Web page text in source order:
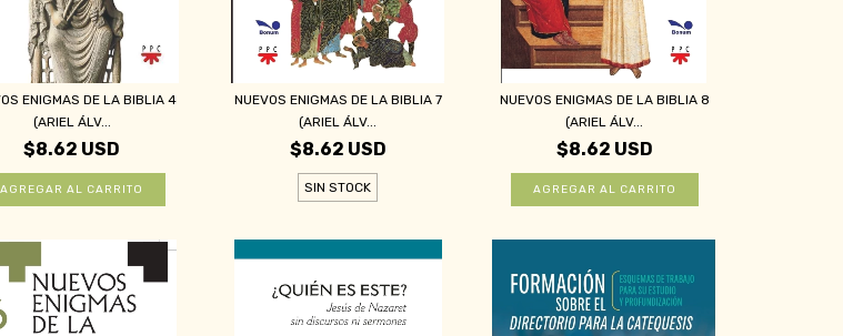
ENIGMAS DE LA BIBLIA 4
(ARIEL ÁLV...
$8.62 USD
NUEVOS ENIGMAS DE LA BIBLIA 7
(ARIEL ÁLV...
$8.62 USD
SIN STOCK
NUEVOS ENIGMAS DE LA BIBLIA 8
(ARIEL ÁLV...
$8.62 USD